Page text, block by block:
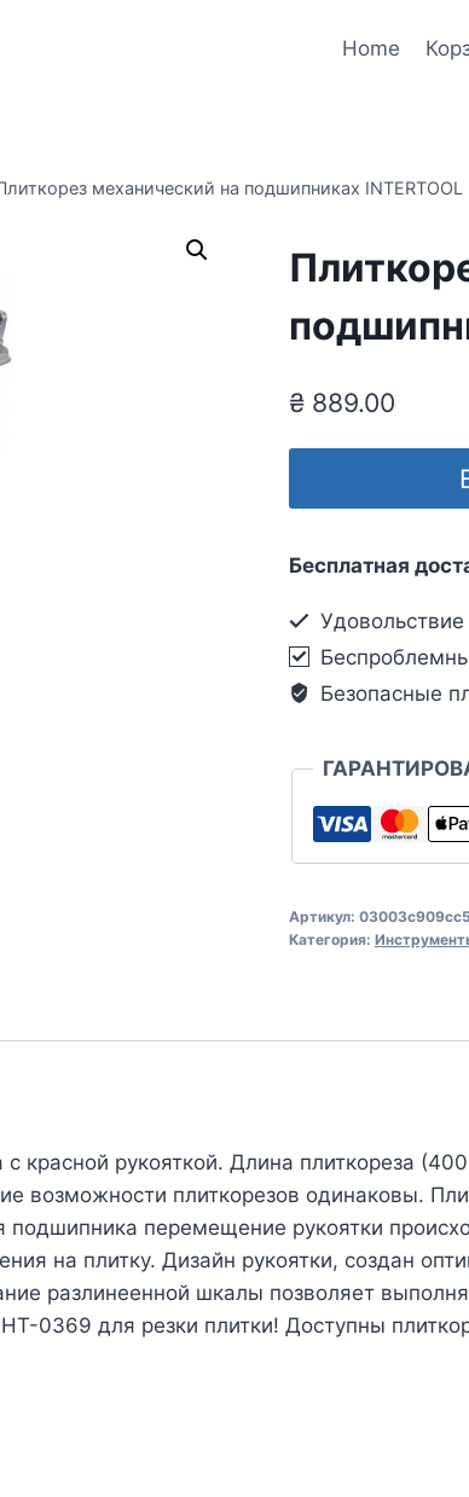
Home
механический на подшипниках
₴889.00
Бесплатная
Безопасные
Артикул: 03003c909cc5
Категория:
красной рукояткой. Длина плиткореза
возможности плиткорезов одинаковы.
подшипника перемещение рукоятки
на плитку. Дизайн рукоятки, создан
разлинеенной шкалы позволяет
0369 для резки плитки! Доступны